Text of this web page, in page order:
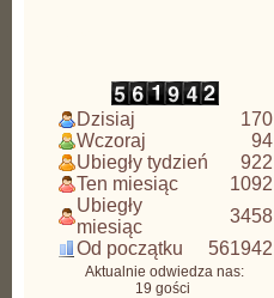
Dzisiaj
170
Wczoraj
94
Ubiegły tydzień
922
Ten miesiąc
1092
Ubiegły
miesiąc
3458
Od początku
561942
Aktualnie odwiedza nas:
19 gości